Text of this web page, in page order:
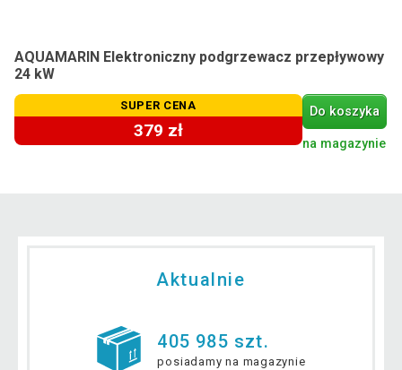
AQUAMARIN Elektroniczny podgrzewacz przepływowy
24 kW
SUPER CENA
379 zł
Do koszyka
na magazynie
Aktualnie
405 985 szt.
posiadamy na magazynie